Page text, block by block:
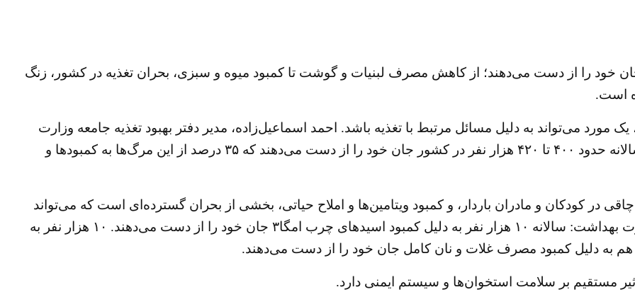
تغذیه‌ای جان خود را از دست می‌دهند؛ از کاهش مصرف لبنیات و گوشت تا کمبود میوه و سبزی، بحران تغذیه در کشور، زنگ
است.
می‌تواند به دلیل مسائل مرتبط با تغذیه باشد. احمد اسماعیل‌زاده، مدیر دفتر بهبود تغذیه جامعه وزارت
بهداشت، در همایش روز جهانی غذا اعلام کرده است که سالانه حدود ۴۰۰ تا ۴۲۰ هزار نفر در کشور جان خود را از دست می‌دهند که ۳۵ درصد از این مرگ‌ها به کمبود‌ها و
کودکان و مادران باردار، و کمبود ویتامین‌ها و املاح حیاتی، بخشی از بحران گسترده‌ای است که می‌تواند
سلامت نسل‌های آینده را تهدید کند. بر اساس گزارش وزارت بهداشت: سالانه ۱۰ هزار نفر به دلیل کمبود اسید‌های چرب امگا۳ جان خود را از دست می‌دهند. ۱۰ هزار نفر به